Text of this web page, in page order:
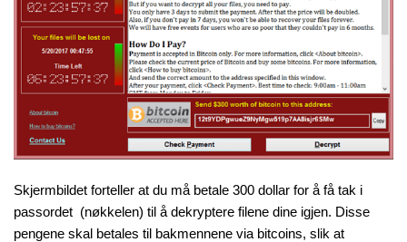
Skjermbildet forteller at du må betale 300 dollar for å få tak i
passordet (nøkkelen) til å dekryptere filene dine igjen. Disse
pengene skal betales til bakmennene via bitcoins, slik at